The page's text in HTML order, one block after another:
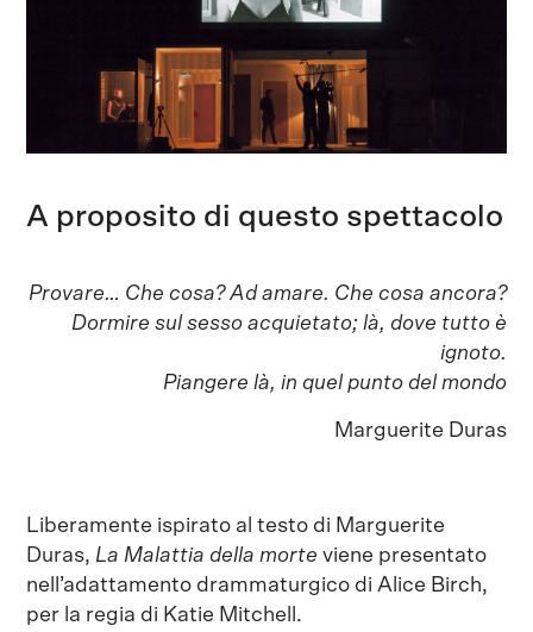
A proposito di questo spettacolo
Provare… Che cosa? Ad amare. Che cosa ancora?
Dormire sul sesso acquietato; là, dove tutto è
ignoto.
Piangere là, in quel punto del mondo
Marguerite Duras
Liberamente ispirato al testo di Marguerite
Duras, La Malattia della morte viene presentato
nell’adattamento drammaturgico di Alice Birch,
per la regia di Katie Mitchell.